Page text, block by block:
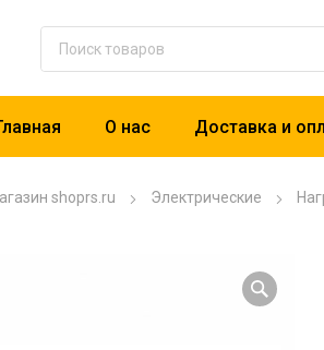
О нас Доставка и
shoprs.ru Электрические